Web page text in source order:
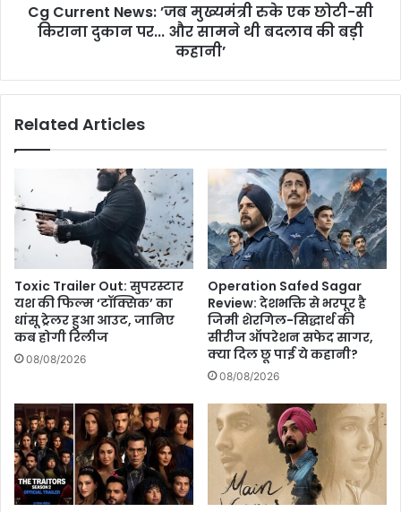
किराना
सामने
बदलाव
Cg Current News: ’जब मुख्यमंत्री रुके एक छोटी-सी
किराना दुकान पर... और सामने थी बदलाव की बड़ी
कहानी’
Related Articles
Toxic Trailer Out: सुपरस्टार
यश की फिल्म ‘टॉक्सिक’ का
धांसू ट्रेलर हुआ आउट, जानिए
कब होगी रिलीज
08/08/2026
Operation Safed Sagar
Review: देशभक्ति से भरपूर है
जिमी शेरगिल-सिद्धार्थ की
सीरीज ऑपरेशन सफेद सागर,
क्या दिल छू पाई ये कहानी?
08/08/2026